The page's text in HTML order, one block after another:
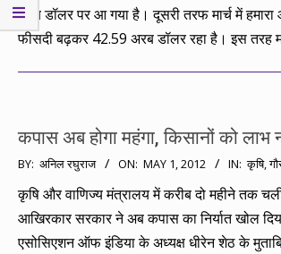
अरब डॉलर पर आ गया है। दूसरी तरफ मार्च में
फीसदी बढ़कर 42.59 अरब डॉलर रहा है। इस तरह
कपास अब होगा महंगा, किसानों को लाभ
2012-
05-
01
BY: अनिल रघुराज ON: MAY 1, 2012 IN: कृषि,
कृषि और वाणिज्य मंत्रालय में करीब दो महीने तक
आखिरकार सरकार ने अब कपास का निर्यात खोल
एसोसिएशन ऑफ इंडिया के अध्यक्ष धीरेन शेठ के